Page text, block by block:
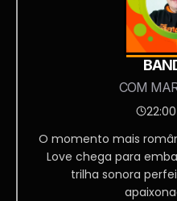
COM
O momento mais
Love chega para
trilha sonora